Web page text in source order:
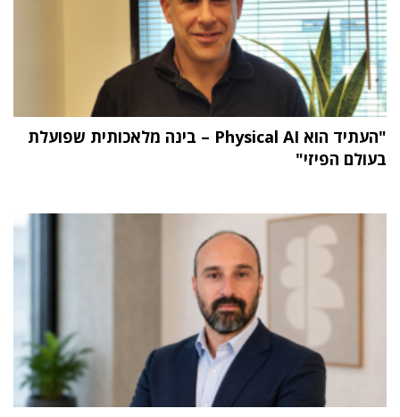
"העתיד הוא Physical AI – בינה מלאכותית שפועלת
בעולם הפיזי"